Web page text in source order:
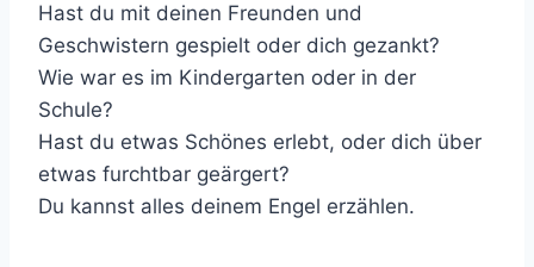
Hast du mit deinen Freunden und
Geschwistern gespielt oder dich gezankt?
Wie war es im Kindergarten oder in der
Schule?
Hast du etwas Schönes erlebt, oder dich über
etwas furchtbar geärgert?
Du kannst alles deinem Engel erzählen.